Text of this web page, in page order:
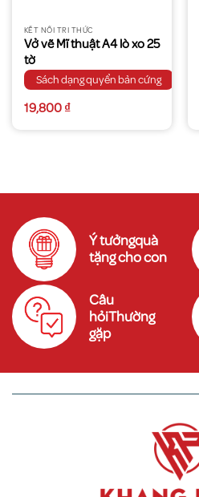
KẾT NỐI TRI THỨC
Vở vẽ Mĩ thuật A4 lò xo 25
tờ
Sách dạng quyển bản cứng
19,800₫
Ý tưởngquà
tặng cho con
Câu
hỏiThường
gặp